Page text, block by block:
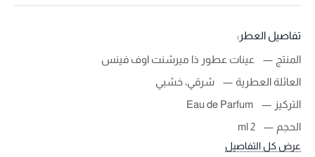
تفاصيل العطر:
المنتج
عينات عطور ذا ميرشنت اوف فينس
العائلة العطرية
شرقي، خشبي
التركيز
Eau de Parfum
الحجم
2 ml
عرض كل التفاصيل